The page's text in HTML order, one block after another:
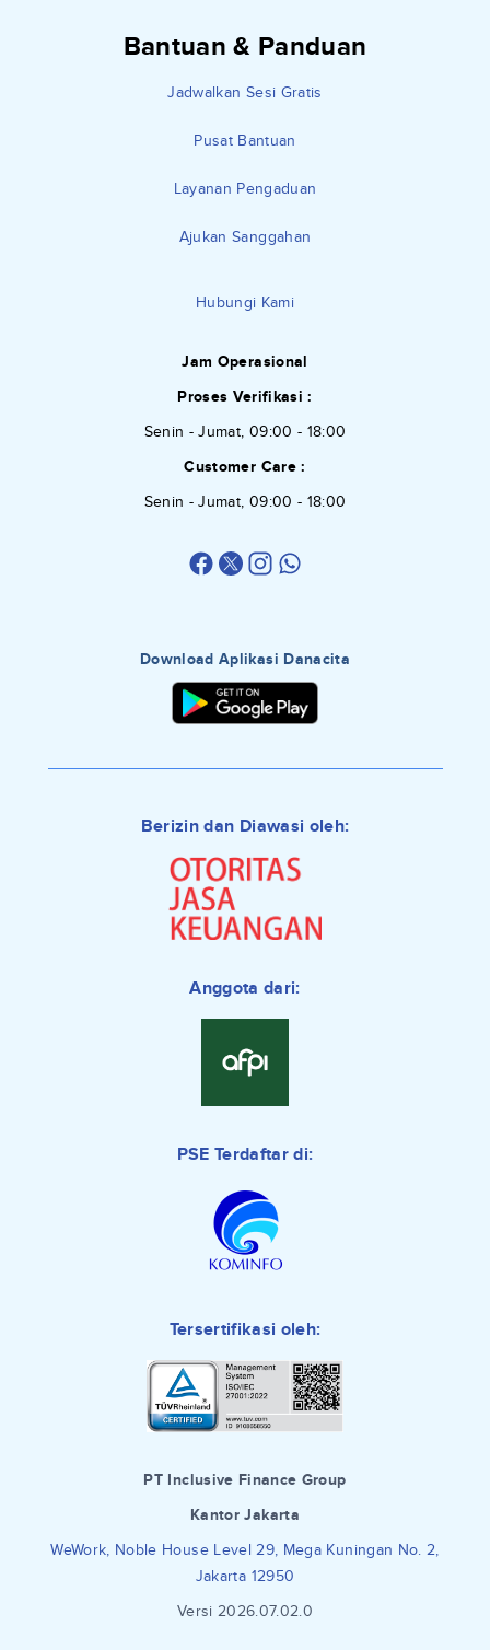
Bantuan & Panduan
Jadwalkan Sesi Gratis
Pusat Bantuan
Layanan Pengaduan
Ajukan Sanggahan
Hubungi Kami
Jam Operasional
Proses Verifikasi :
Senin - Jumat, 09:00 - 18:00
Customer Care :
Senin - Jumat, 09:00 - 18:00
Download Aplikasi Danacita
Berizin dan Diawasi oleh:
Anggota dari:
PSE Terdaftar di:
Tersertifikasi oleh:
PT Inclusive Finance Group
Kantor Jakarta
WeWork, Noble House Level 29, Mega Kuningan No. 2,
Jakarta 12950
Versi 2026.07.02.0